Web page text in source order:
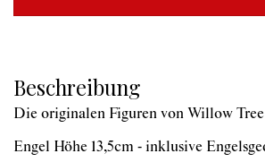
Beschreibung
Die originalen Figuren von Willow Tree
Engel Höhe 13,5cm - inklusive